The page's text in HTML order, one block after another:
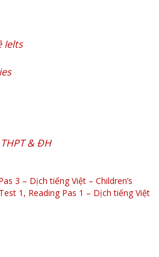
Ielts
& ĐH
3 – Dịch tiếng Việt – Children’s
1, Reading Pas 1 – Dịch tiếng Việt